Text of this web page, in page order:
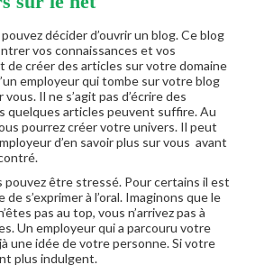
décider d’ouvrir un blog. Ce blog
vos connaissances et vos
de créer des articles sur votre domaine
employeur qui tombe sur votre blog
Il ne s’agit pas d’écrire des
quelques articles peuvent suffire. Au
pourrez créer votre univers. Il peut
d’en savoir plus sur vous avant
pouvez être stressé. Pour certains il est
s’exprimer à l’oral. Imaginons que le
pas au top, vous n’arrivez pas à
Un employeur qui a parcouru votre
une idée de votre personne. Si votre
plus indulgent.